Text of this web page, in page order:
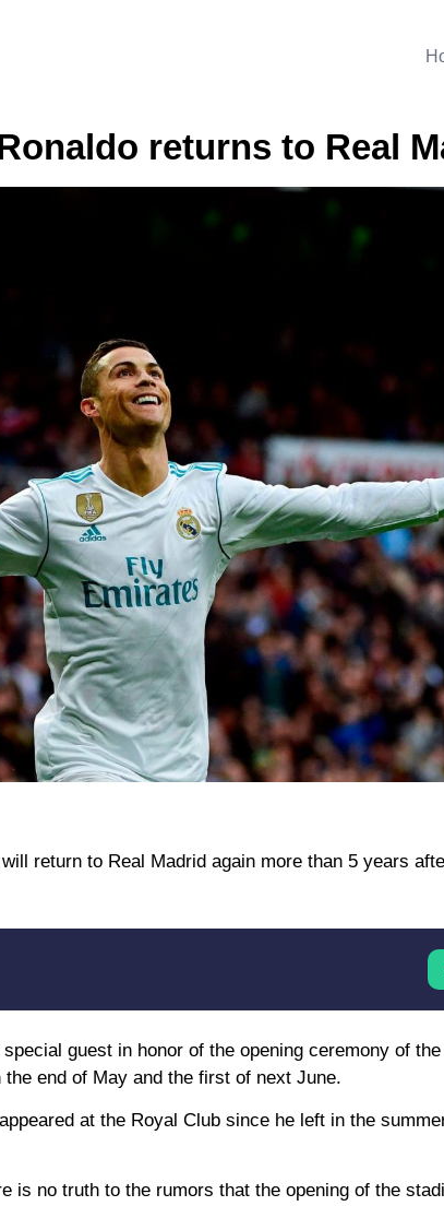
returns to Real
return to Real Madrid again more than 5 years
guest in honor of the opening ceremony of
end of May and the first of next June.
at the Royal Club since he left in the
is no truth to the rumors that the opening of the